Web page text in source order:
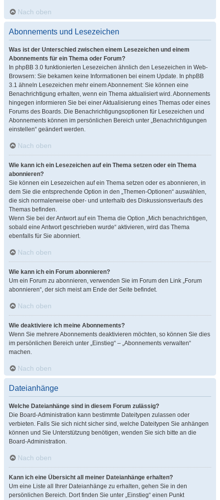
Nach oben
Abonnements und Lesezeichen
Was ist der Unterschied zwischen einem Lesezeichen und einem
Abonnements für ein Thema oder Forum?
In phpBB 3.0 funktionierten Lesezeichen ähnlich den Lesezeichen in Web-
Browsern: Sie bekamen keine Informationen bei einem Update. In phpBB
3.1 ähneln Lesezeichen mehr einem Abonnement: Sie können eine
Benachrichtigung erhalten, wenn ein Thema aktualisiert wird. Abonnements
hingegen informieren Sie bei einer Aktualisierung eines Themas oder eines
Forums des Boards. Die Benachrichtigungsoptionen für Lesezeichen und
Abonnements können im persönlichen Bereich unter „Benachrichtigungen
einstellen“ geändert werden.
Nach oben
Wie kann ich ein Lesezeichen auf ein Thema setzen oder ein Thema
abonnieren?
Sie können ein Lesezeichen auf ein Thema setzen oder es abonnieren, in
dem Sie die entsprechende Option in den „Themen-Optionen“ auswählen,
die sich normalerweise ober- und unterhalb des Diskussionsverlaufs des
Themas befinden.
Wenn Sie bei der Antwort auf ein Thema die Option „Mich benachrichtigen,
sobald eine Antwort geschrieben wurde“ aktivieren, wird das Thema
ebenfalls für Sie abonniert.
Nach oben
Wie kann ich ein Forum abonnieren?
Um ein Forum zu abonnieren, verwenden Sie im Forum den Link „Forum
abonnieren“, der sich meist am Ende der Seite befindet.
Nach oben
Wie deaktiviere ich meine Abonnements?
Wenn Sie mehrere Abonnements deaktivieren möchten, so können Sie dies
im persönlichen Bereich unter „Einstieg“ – „Abonnements verwalten“
machen.
Nach oben
Dateianhänge
Welche Dateianhänge sind in diesem Forum zulässig?
Die Board-Administration kann bestimmte Dateitypen zulassen oder
verbieten. Falls Sie sich nicht sicher sind, welche Dateitypen Sie anhängen
können und Sie Unterstützung benötigen, wenden Sie sich bitte an die
Board-Administration.
Nach oben
Kann ich eine Übersicht all meiner Dateianhänge erhalten?
Um eine Liste all Ihrer Dateianhänge zu erhalten, gehen Sie in den
persönlichen Bereich. Dort finden Sie unter „Einstieg“ einen Punkt